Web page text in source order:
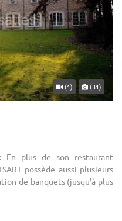
(1) (31)
plus de son restaurant
possède aussi plusieurs
de banquets (jusqu'à plus